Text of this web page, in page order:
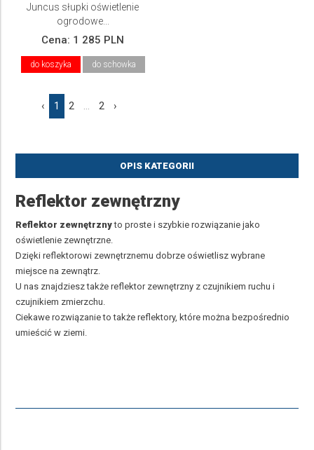
Juncus słupki oświetlenie
ogrodowe...
Cena: 1 285 PLN
do koszyka do schowka
‹ 1 2 ... 2 ›
OPIS KATEGORII
Reflektor zewnętrzny
Reflektor zewnętrznyto proste i szybkie rozwiązanie jako
oświetlenie zewnętrzne.
Dzięki reflektorowi zewnętrznemu dobrze oświetlisz wybrane
miejsce na zewnątrz.
U nas znajdziesz także reflektor zewnętrzny z czujnikiem ruchu i
czujnikiem zmierzchu.
Ciekawe rozwiązanie to także reflektory, które można bezpośrednio
umieścić w ziemi.